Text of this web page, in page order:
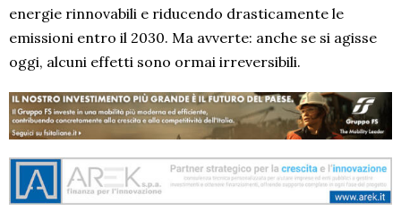
energie rinnovabili e riducendo drasticamente le
emissioni entro il 2030. Ma avverte: anche se si agisse
oggi, alcuni effetti sono ormai irreversibili.